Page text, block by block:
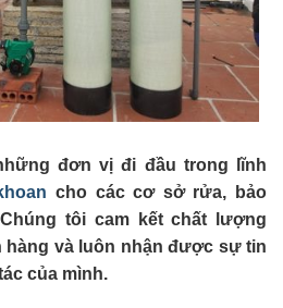
đơn vị đi đầu trong lĩnh
cho các cơ sở rửa, bảo
tôi cam kết chất lượng
và luôn nhận được sự tin
của mình.